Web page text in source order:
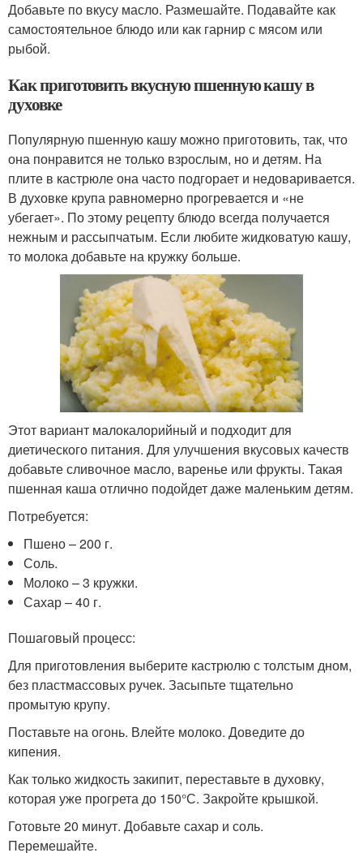
Добавьте по вкусу масло. Размешайте. Подавайте как
самостоятельное блюдо или как гарнир с мясом или
рыбой.
Как приготовить вкусную пшенную кашу в
духовке
Популярную пшенную кашу можно приготовить, так, что
она понравится не только взрослым, но и детям. На
плите в кастрюле она часто подгорает и недоваривается.
В духовке крупа равномерно прогревается и «не
убегает». По этому рецепту блюдо всегда получается
нежным и рассыпчатым. Если любите жидковатую кашу,
то молока добавьте на кружку больше.
Этот вариант малокалорийный и подходит для
диетического питания. Для улучшения вкусовых качеств
добавьте сливочное масло, варенье или фрукты. Такая
пшенная каша отлично подойдет даже маленьким детям.
Потребуется:
Пшено – 200 г.
Соль.
Молоко – 3 кружки.
Сахар – 40 г.
Пошаговый процесс:
Для приготовления выберите кастрюлю с толстым дном,
без пластмассовых ручек. Засыпьте тщательно
промытую крупу.
Поставьте на огонь. Влейте молоко. Доведите до
кипения.
Как только жидкость закипит, переставьте в духовку,
которая уже прогрета до 150°С. Закройте крышкой.
Готовьте 20 минут. Добавьте сахар и соль.
Перемешайте.